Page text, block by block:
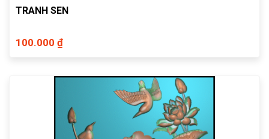
TRANH SEN
100.000 ₫